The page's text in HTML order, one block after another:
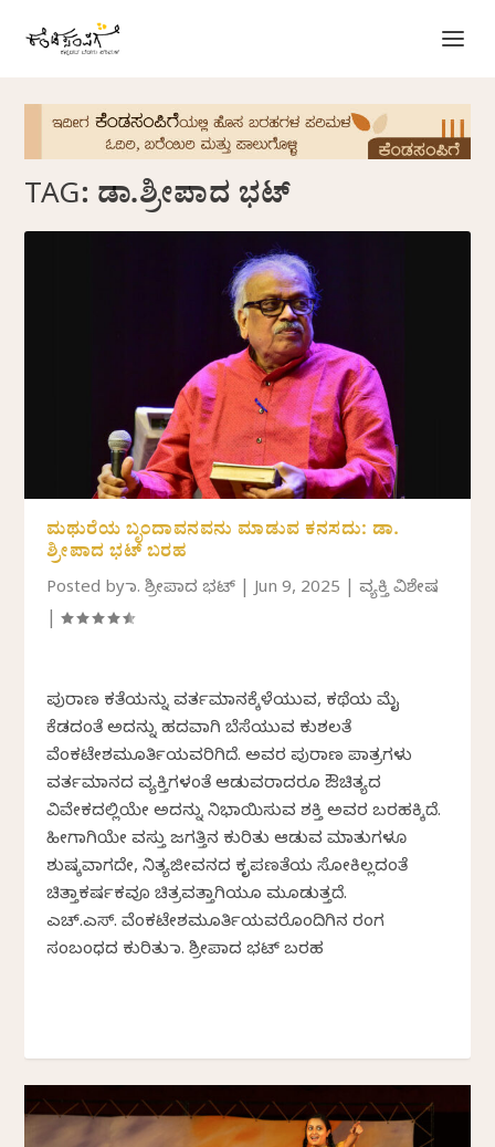
TAG: ಡಾ.ಶ್ರೀಪಾದ ಭಟ್
ಮಥುರೆಯ ಬೃಂದಾವನವನು ಮಾಡುವ ಕನಸದು: ಡಾ.
ಶ್ರೀಪಾದ ಭಟ್‌ ಬರಹ
Posted byಡಾ. ಶ್ರೀಪಾದ ಭಟ್ |Jun 9, 2025 |ವ್ಯಕ್ತಿ ವಿಶೇಷ
|
ಪುರಾಣ ಕತೆಯನ್ನು ವರ್ತಮಾನಕ್ಕೆಳೆಯುವ, ಕಥೆಯ ಮೈ
ಕೆಡದಂತೆ ಅದನ್ನು ಹದವಾಗಿ ಬೆಸೆಯುವ ಕುಶಲತೆ
ವೆಂಕಟೇಶಮೂರ್ತಿಯವರಿಗಿದೆ. ಅವರ ಪುರಾಣ ಪಾತ್ರಗಳು
ವರ್ತಮಾನದ ವ್ಯಕ್ತಿಗಳಂತೆ ಆಡುವರಾದರೂ ಔಚಿತ್ಯದ
ವಿವೇಕದಲ್ಲಿಯೇ ಅದನ್ನು ನಿಭಾಯಿಸುವ ಶಕ್ತಿ ಅವರ ಬರಹಕ್ಕಿದೆ.
ಹೀಗಾಗಿಯೇ ವಸ್ತು ಜಗತ್ತಿನ ಕುರಿತು ಆಡುವ ಮಾತುಗಳೂ
ಶುಷ್ಕವಾಗದೇ, ನಿತ್ಯಜೀವನದ ಕೃಪಣತೆಯ ಸೋಕಿಲ್ಲದಂತೆ
ಚಿತ್ತಾಕರ್ಷಕವೂ ಚಿತ್ರವತ್ತಾಗಿಯೂ ಮೂಡುತ್ತದೆ.
ಎಚ್.ಎಸ್. ವೆಂಕಟೇಶಮೂರ್ತಿಯವರೊಂದಿಗಿನ ರಂಗ
ಸಂಬಂಧದ ಕುರಿತು ಡಾ. ಶ್ರೀಪಾದ ಭಟ್‌ ಬರಹ